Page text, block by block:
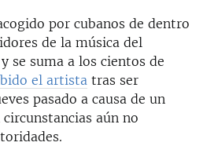
por cubanos de dentro
de la música del
se suma a los cientos de
el artista tras ser
pasado a causa de un
aún no